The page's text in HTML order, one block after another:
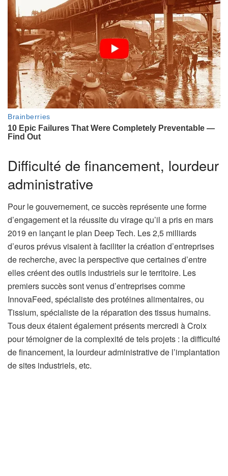
Difficulté de financement, lourdeur
administrative
Pour le gouvernement, ce succès représente une forme
d’engagement et la réussite du virage qu’il a pris en mars
2019 en lançant le plan Deep Tech. Les 2,5 milliards
d’euros prévus visaient à faciliter la création d’entreprises
de recherche, avec la perspective que certaines d’entre
elles créent des outils industriels sur le territoire. Les
premiers succès sont venus d’entreprises comme
InnovaFeed, spécialiste des protéines alimentaires, ou
Tissium, spécialiste de la réparation des tissus humains.
Tous deux étaient également présents mercredi à Croix
pour témoigner de la complexité de tels projets : la difficulté
de financement, la lourdeur administrative de l’implantation
de sites industriels, etc.